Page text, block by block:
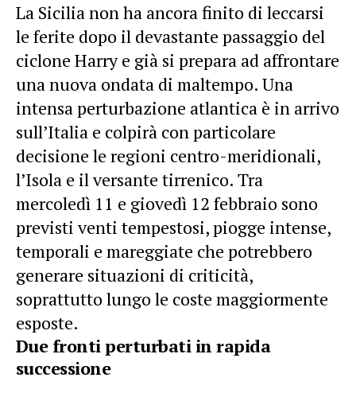
La Sicilia non ha ancora finito di leccarsi
le ferite dopo il devastante passaggio del
ciclone Harry e già si prepara ad affrontare
una nuova ondata di maltempo. Una
intensa perturbazione atlantica è in arrivo
sull’Italia e colpirà con particolare
decisione le regioni centro-meridionali,
l’Isola e il versante tirrenico. Tra
mercoledì 11 e giovedì 12 febbraio sono
previsti venti tempestosi, piogge intense,
temporali e mareggiate che potrebbero
generare situazioni di criticità,
soprattutto lungo le coste maggiormente
esposte.
Due fronti perturbati in rapida
successione